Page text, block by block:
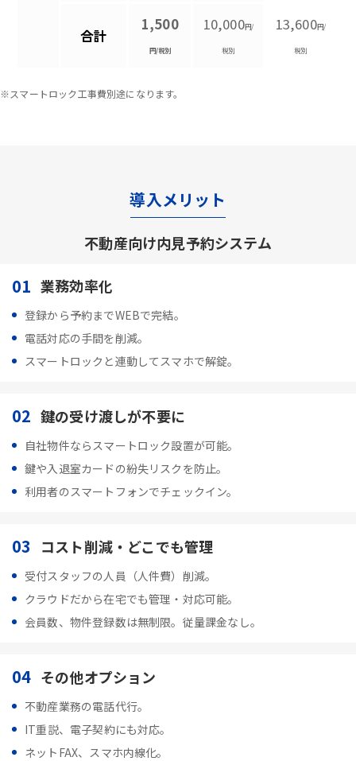
合計
1,500
円/税別
10,000円/
税別
13,600円/
税別
※スマートロック工事費別途になります。
導入メリット
不動産向け内見予約システム
01 業務効率化
登録から予約までWEBで完結。
電話対応の手間を削減。
スマートロックと連動してスマホで解錠。
02 鍵の受け渡しが不要に
自社物件ならスマートロック設置が可能。
鍵や入退室カードの紛失リスクを防止。
利用者のスマートフォンでチェックイン。
03 コスト削減・どこでも管理
受付スタッフの人員（人件費）削減。
クラウドだから在宅でも管理・対応可能。
会員数、物件登録数は無制限。従量課金なし。
04 その他オプション
不動産業務の電話代行。
IT重説、電子契約にも対応。
ネットFAX、スマホ内線化。